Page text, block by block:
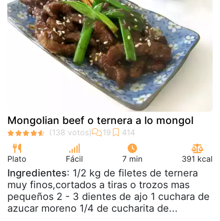
Mongolian beef o ternera a lo mongol
Plato Fácil 7 min 391 kcal
Ingredientes: 1/2 kg de filetes de ternera
muy finos,cortados a tiras o trozos mas
pequeños 2 - 3 dientes de ajo 1 cuchara de
azucar moreno 1/4 de cucharita de...